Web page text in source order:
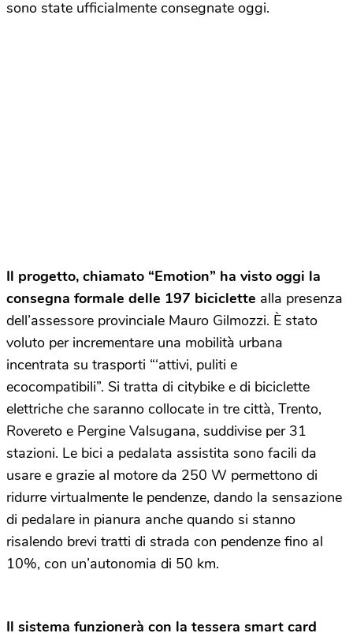
sono state ufficialmente consegnate oggi.
Il progetto, chiamato “Emotion” ha visto oggi la
consegna formale delle 197 biciclette alla presenza
dell’assessore provinciale Mauro Gilmozzi. È stato
voluto per incrementare una mobilità urbana
incentrata su trasporti “‘attivi, puliti e
ecocompatibili”. Si tratta di citybike e di biciclette
elettriche che saranno collocate in tre città, Trento,
Rovereto e Pergine Valsugana, suddivise per 31
stazioni. Le bici a pedalata assistita sono facili da
usare e grazie al motore da 250 W permettono di
ridurre virtualmente le pendenze, dando la sensazione
di pedalare in pianura anche quando si stanno
risalendo brevi tratti di strada con pendenze fino al
10%, con un’autonomia di 50 km.
Il sistema funzionerà con la tessera smart card